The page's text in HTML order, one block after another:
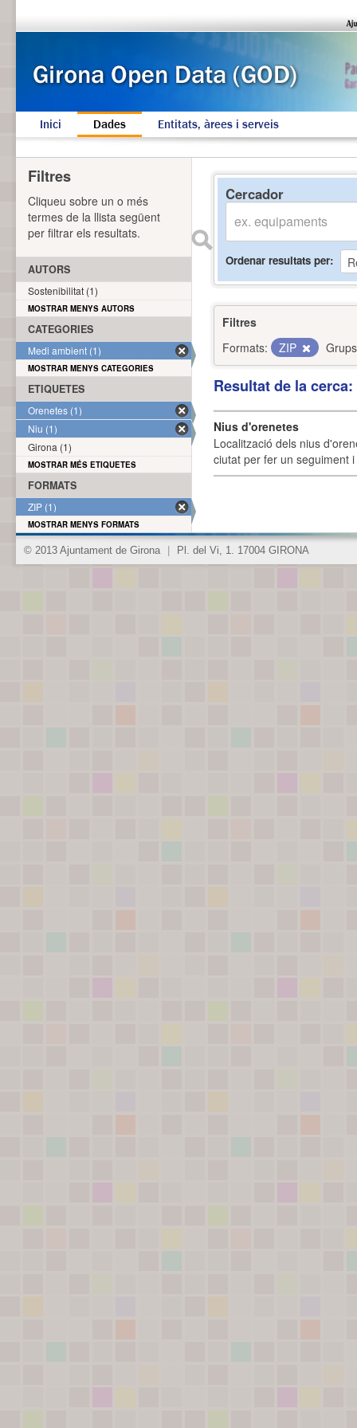
Inici Dades Entitats, àrees i serveis
Cercador
Ordenar resultats per
Filtres
Formats:
ZIP
Resultat de la
Nius d'orenetes
Localització dels nius
ciutat per fer un seguiment
Filtres
Cliqueu sobre un o més
termes de la llista següent
per filtrar els resultats.
AUTORS
Sostenibilitat (1)
MOSTRAR MENYS AUTORS
CATEGORIES
Medi ambient (1)
MOSTRAR MENYS CATEGORIES
ETIQUETES
Orenetes (1)
Niu (1)
Girona (1)
MOSTRAR MÉS ETIQUETES
FORMATS
ZIP (1)
MOSTRAR MENYS FORMATS
© 2013 Ajuntament de Girona Pl. del Vi, 1. 17004 GIRONA